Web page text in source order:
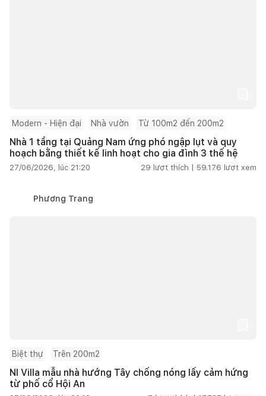
Modern - Hiện đại Nhà vườn Từ 100m2 đến 200m2
Nhà 1 tầng tại Quảng Nam ứng phó ngập lụt và quy
hoạch bằng thiết kế linh hoạt cho gia đình 3 thế hệ
27/06/2026, lúc 21:20 29 lượt thích | 59.176 lượt xem
Phương Trang
Biệt thự Trên 200m2
NI Villa mẫu nhà hướng Tây chống nóng lấy cảm hứng
từ phố cổ Hội An